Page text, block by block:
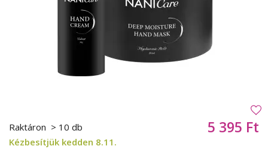
Raktáron > 10 db
Kézbesítjük kedden 8.11.
5 395 Ft